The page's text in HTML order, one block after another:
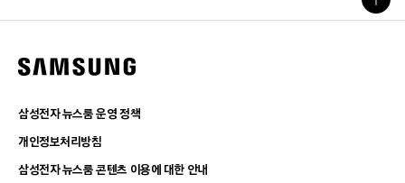
삼성전자 뉴스룸 운영 정책
개인정보처리방침
삼성전자 뉴스룸 콘텐츠 이용에 대한 안내